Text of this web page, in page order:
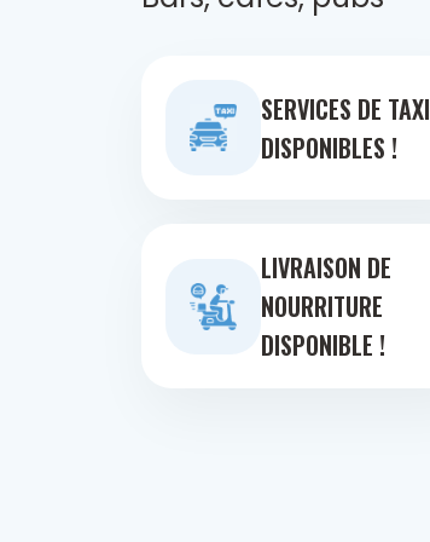
SERVICES DE TAXI
DISPONIBLES !
LIVRAISON DE
NOURRITURE
DISPONIBLE !